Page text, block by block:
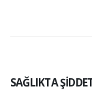
SAĞLIKTA